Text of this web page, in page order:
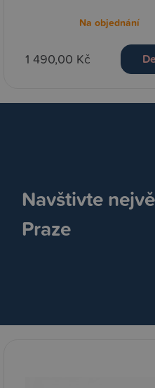
Navštivte
Praze
Na objednání
1 490,00 Kč